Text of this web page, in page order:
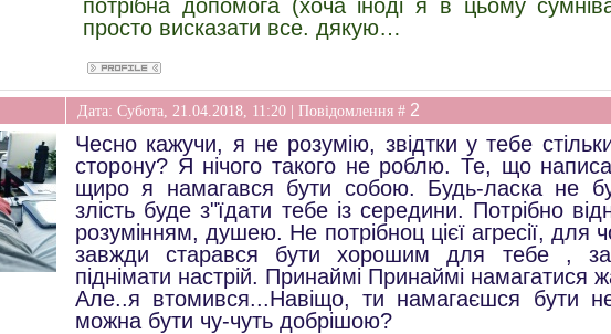
потрібна допомога (хоча іноді я в цьому
просто висказати все. дякую…
Дата: Субота, 21.04.2018, 11:20 | Повідомлення # 2
Чесно кажучи, я не розумію, звідтки у тебе
сторону? Я нічого такого не роблю. Те, що
щиро я намагався бути собою. Будь-ласка не
злість буде з"їдати тебе із середини. Потрібно
розумінням, душею. Не потрібноц цієї агресії, для
завжди старався бути хорошим для тебе ,
піднімати настрій. Принаймі Принаймі намагатися
Але..я втомився...Навіщо, ти намагаєшся бути
можна бути чу-чуть добрішою?